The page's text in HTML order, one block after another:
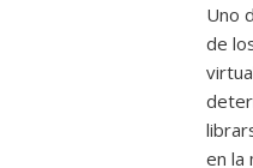
Uno
de
en la